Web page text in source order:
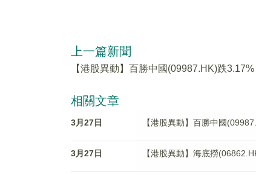
上一篇新聞
【港股異動】百勝中國(09987.HK)跌3.17%
相關文章
3月27日 【港股異動】百勝中國
3月27日 【港股異動】海底撈